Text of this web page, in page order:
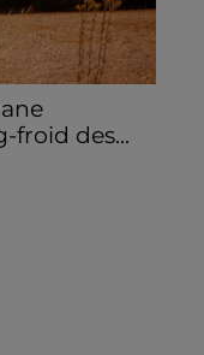
froid des...